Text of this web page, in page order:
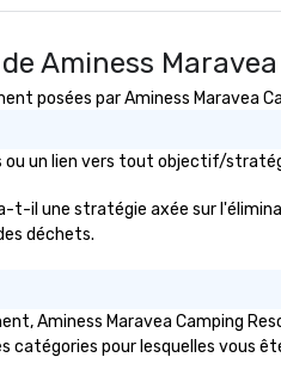
Aminess
posées par Aminess Maravea
un lien vers tout objectif/
t-il une stratégie axée sur
déchets.
Aminess Maravea Camping
catégories pour lesquelles vous